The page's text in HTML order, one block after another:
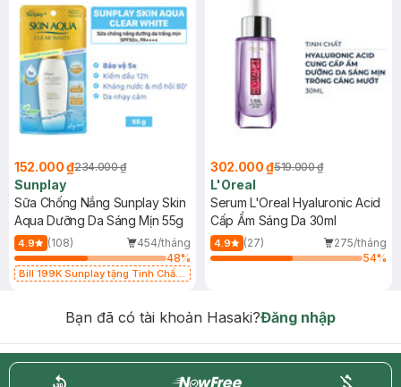
152.000 ₫234.000 ₫
Sunplay
Sữa Chống Nắng Sunplay Skin
Aqua Dưỡng Da Sáng Mịn 55g
4.9 (108)
454/tháng
48%
Bill 199K Sunplay tặng Tinh Chất
302.000 ₫519.000 ₫
L'Oreal
Serum L'Oreal Hyaluronic Acid
Cấp Ẩm Sáng Da 30ml
4.9 (27)
275/tháng
54%
Bạn đã có tài khoản Hasaki?Đăng nhập